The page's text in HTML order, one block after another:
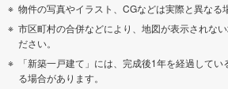
物件の写真やイラスト、CGなどは実際と異なる
市区町村の合併などにより、地図が表示されな
ださい。
「新築一戸建て」には、完成後1年を経過して
る場合があります。